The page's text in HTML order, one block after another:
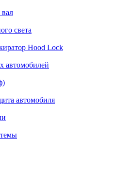
вал
света
Hood Lock
автомобилей
автомобиля